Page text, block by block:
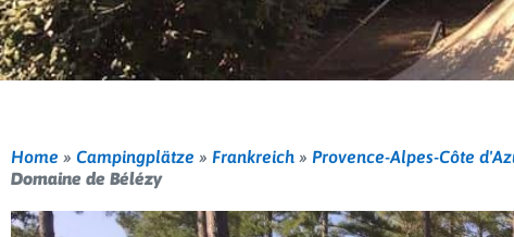
Home » Campingplätze » Frankreich » Provence-Alpes-Côte
Domaine de Bélézy